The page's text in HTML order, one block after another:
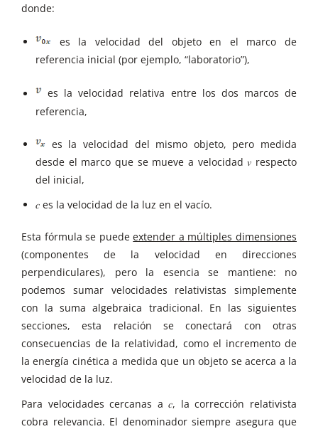
donde:
es la velocidad del objeto en el marco de
referencia inicial (por ejemplo, “laboratorio”),
es la velocidad relativa entre los dos marcos de
referencia,
es la velocidad del mismo objeto, pero medida
desde el marco que se mueve a velocidad 𝑣 respecto
del inicial,
𝑐 es la velocidad de la luz en el vacío.
Esta fórmula se puedeextender a múltiples dimensiones
(componentes de la velocidad en direcciones
perpendiculares), pero la esencia se mantiene: no
podemos sumar velocidades relativistas simplemente
con la suma algebraica tradicional. En las siguientes
secciones, esta relación se conectará con otras
consecuencias de la relatividad, como el incremento de
la energía cinética a medida que un objeto se acerca a la
velocidad de la luz.
Para velocidades cercanas a 𝑐, la corrección relativista
cobra relevancia. El denominador siempre asegura que